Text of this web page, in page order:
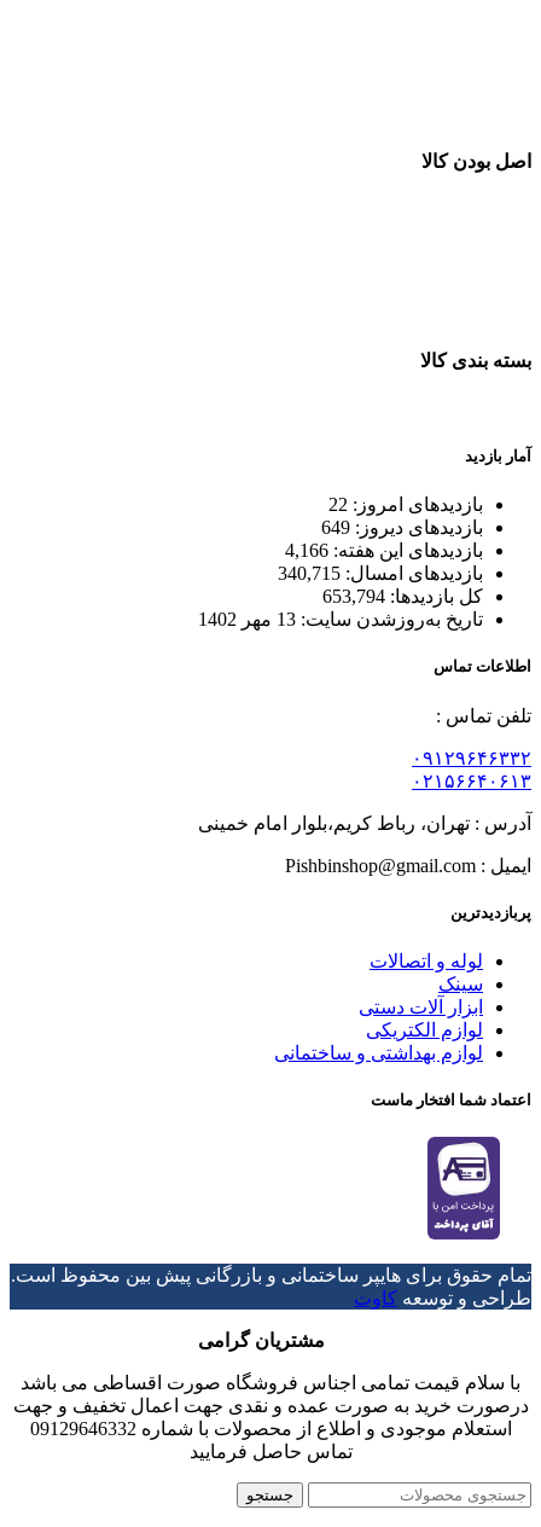
اصل بودن کالا
بسته بندی کالا
آمار بازدید
بازدیدهای امروز: 22
بازدیدهای دیروز: 649
بازدیدهای این هفته: 4,166
بازدیدهای امسال: 340,715
کل بازدیدها: 653,794
تاریخ به‌روزشدن سایت: 13 مهر 1402
اطلاعات تماس
تلفن تماس :
۰۹۱۲۹۶۴۶۳۳۲
۰۲۱۵۶۶۴۰۶۱۳
آدرس : تهران، رباط کریم،بلوار امام خمینی
ایمیل : Pishbinshop@gmail.com
پربازدیدترین
لوله و اتصالات
سینک
ابزار آلات دستی
لوازم الکتریکی
لوازم بهداشتی و ساختمانی
اعتماد شما افتخار ماست
تمام حقوق برای هایپر ساختمانی و بازرگانی پیش بین محفوظ است.
طراحی و توسعه کاوت
مشتریان گرامی
با سلام قیمت تمامی اجناس فروشگاه صورت اقساطی می باشد
درصورت خرید به صورت عمده و نقدی جهت اعمال تخفیف و جهت
استعلام موجودی و اطلاع از محصولات با شماره 09129646332
تماس حاصل فرمایید
جستجو